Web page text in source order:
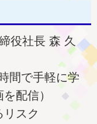
役社長 森 久
間で手軽に学
配信）
スク